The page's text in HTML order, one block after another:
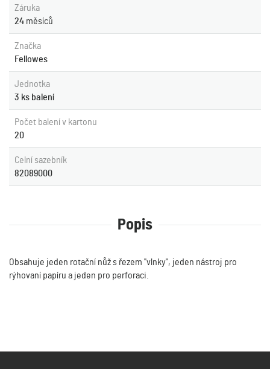
Záruka
24 měsíců
Značka
Fellowes
Jednotka
3 ks balení
Počet balení v kartonu
20
Celní sazebník
82089000
Popis
Obsahuje jeden rotační nůž s řezem "vlnky", jeden nástroj pro
rýhovaní papíru a jeden pro perforaci.